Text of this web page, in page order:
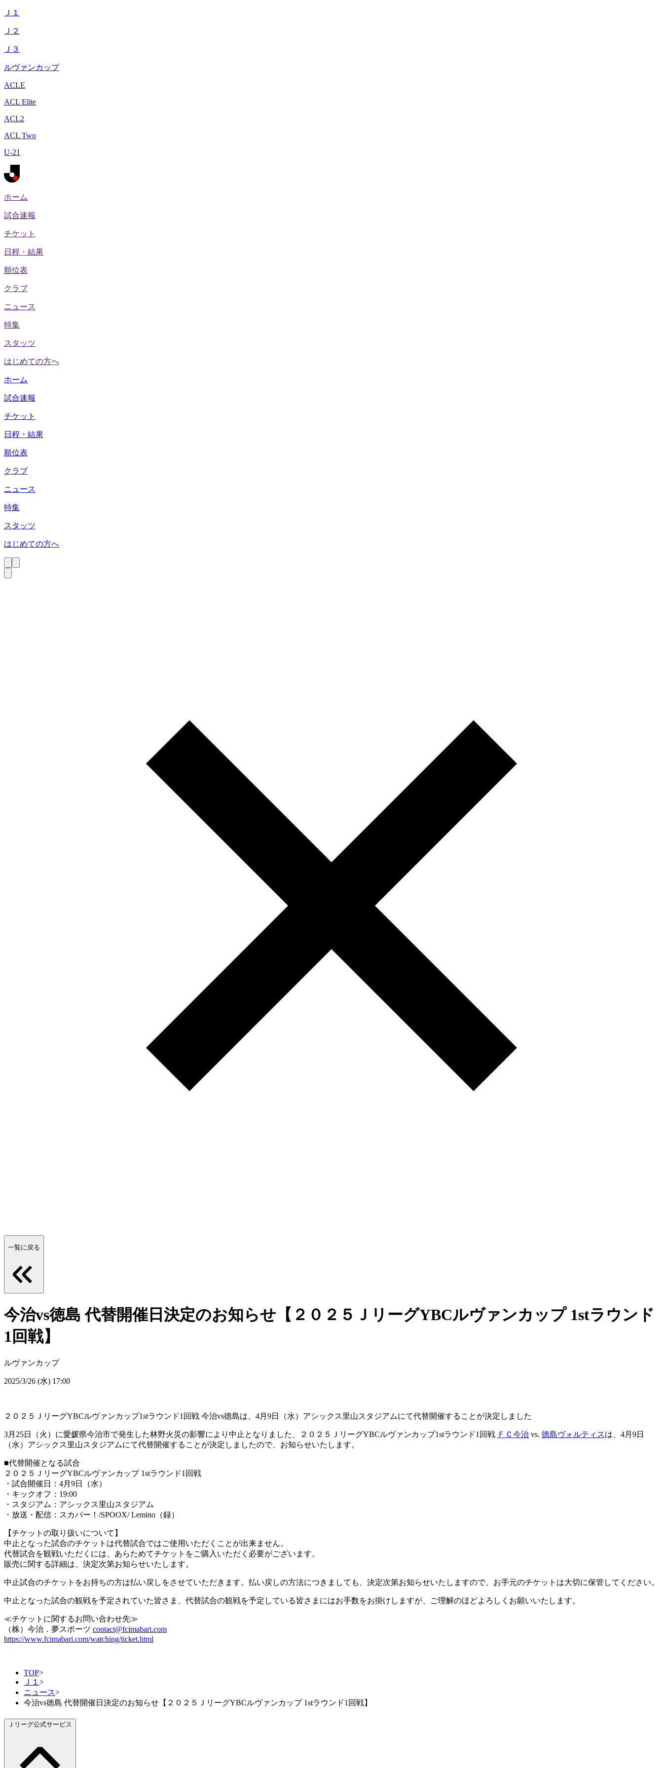
Ｊ１
Ｊ２
Ｊ３
ルヴァンカップ
ACLE
ACL Elite
ACL2
ACL Two
U-21
ホーム
試合速報
チケット
日程・結果
順位表
クラブ
ニュース
特集
スタッツ
はじめての方へ
ホーム
試合速報
チケット
日程・結果
順位表
クラブ
ニュース
特集
スタッツ
はじめての方へ
一覧に戻る
今治vs徳島 代替開催日決定のお知らせ【２０２５ＪリーグYBCルヴァンカップ 1stラウンド
1回戦】
ルヴァンカップ
2025/3/26 (水) 17:00
２０２５ＪリーグYBCルヴァンカップ1stラウンド1回戦 今治vs徳島は、4月9日（水）アシックス里山スタジアムにて代替開催することが決定しました
3月25日（火）に愛媛県今治市で発生した林野火災の影響により中止となりました、２０２５ＪリーグYBCルヴァンカップ1stラウンド1回戦 ＦＣ今治 vs. 徳島ヴォルティスは、4月9日
（水）アシックス里山スタジアムにて代替開催することが決定しましたので、お知らせいたします。
■代替開催となる試合
２０２５ＪリーグYBCルヴァンカップ 1stラウンド1回戦
・試合開催日：4月9日（水）
・キックオフ：19:00
・スタジアム：アシックス里山スタジアム
・放送・配信：スカパー！/SPOOX/ Lemino（録）
【チケットの取り扱いについて】
中止となった試合のチケットは代替試合ではご使用いただくことが出来ません。
代替試合を観戦いただくには、あらためてチケットをご購入いただく必要がございます。
販売に関する詳細は、決定次第お知らせいたします。
中止試合のチケットをお持ちの方は払い戻しをさせていただきます。払い戻しの方法につきましても、決定次第お知らせいたしますので、お手元のチケットは大切に保管してください。
中止となった試合の観戦を予定されていた皆さま、代替試合の観戦を予定している皆さまにはお手数をお掛けしますが、ご理解のほどよろしくお願いいたします。
≪チケットに関するお問い合わせ先≫
（株）今治．夢スポーツ contact@fcimabari.com
https://www.fcimabari.com/watching/ticket.html
TOP>
Ｊ１ >
ニュース>
今治vs徳島 代替開催日決定のお知らせ【２０２５ＪリーグYBCルヴァンカップ 1stラウンド1回戦】
Ｊリーグ公式サービス